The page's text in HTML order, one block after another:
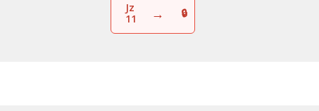
Jz
11
→